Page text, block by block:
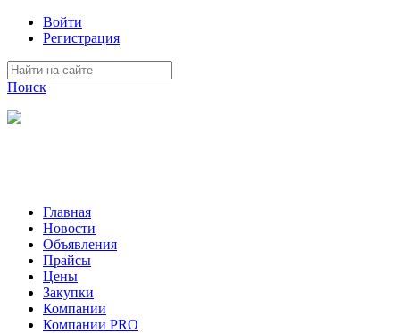
Войти
Регистрация
Поиск
Главная
Новости
Объявления
Прайсы
Цены
Закупки
Компании
Компании PRO